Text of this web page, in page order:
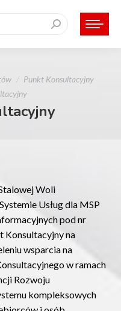
Punkt Konsultacyjny
Woli
Usług dla MSP
pod nr
na
wsparcia na
w ramach
Rozwoju
kompleksowych